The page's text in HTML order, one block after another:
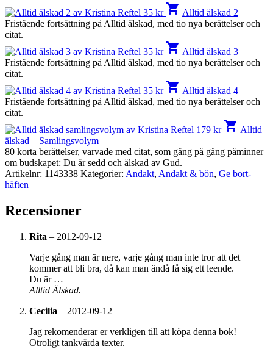
35 kr shopping_cart Alltid älskad 2
Fristående fortsättning på Alltid älskad, med tio nya berättelser och
citat.
35 kr shopping_cart Alltid älskad 3
Fristående fortsättning på Alltid älskad, med tio nya berättelser och
citat.
35 kr shopping_cart Alltid älskad 4
Fristående fortsättning på Alltid älskad, med tio nya berättelser och
citat.
179 kr shopping_cart Alltid
älskad – Samlingsvolym
80 korta berättelser, varvade med citat, som gång på gång påminner
om budskapet: Du är sedd och älskad av Gud.
Artikelnr: 1143338 Kategorier: Andakt, Andakt & bön, Ge bort-
häften
Recensioner
Rita – 2012-09-12
Varje gång man är nere, varje gång man inte tror att det
kommer att bli bra, då kan man ändå få sig ett leende.
Du är …
Alltid Älskad.
Cecilia – 2012-09-12
Jag rekomenderar er verkligen till att köpa denna bok!
Otroligt tankvärda texter.